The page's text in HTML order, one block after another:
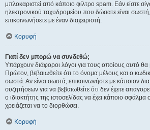
μπλοκαριστεί από κάποιο φίλτρο spam. Εάν είστε
ηλεκτρονικού ταχυδρομείου που δώσατε είναι
επικοινωνήσετε με έναν διαχειριστή.
Κορυφή
Γιατί δεν μπορώ να συνδεθώ;
Υπάρχουν διάφοροι λόγοι για τους οποίους αυτό
Πρώτον, βεβαιωθείτε ότι το όνομα μέλους και ο
σωστά. Αν είναι σωστά, επικοινωνήστε με κάποιον
συζητήσεων για να βεβαιωθείτε ότι δεν έχετε
ο ιδιοκτήτης της ιστοσελίδας να έχει κάποιο σφάλμα
χρειάζεται να το διορθώσει.
Κορυφή